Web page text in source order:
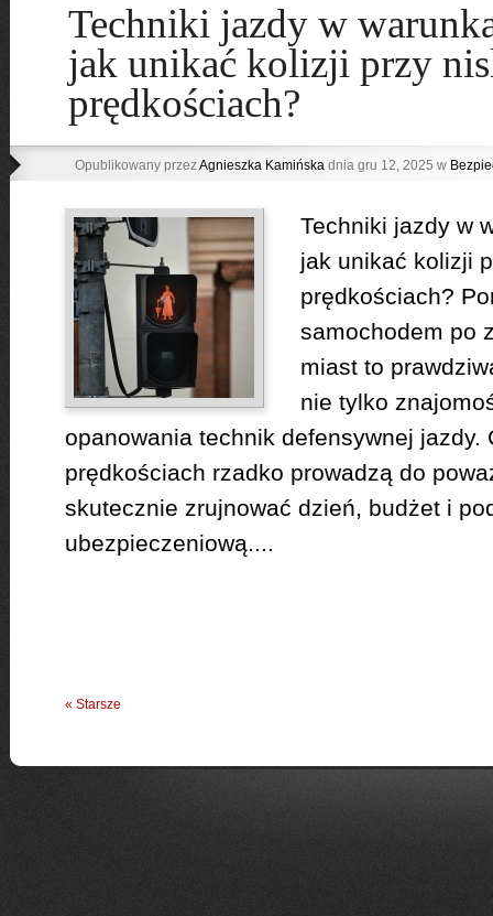
Techniki jazdy w
jak unikać kolizji przy
prędkościach?
Opublikowany przezAgnieszka Kamińskadnia gru 12, 2025 w
Techniki jazdy w
jak unikać kolizji
prędkościach?
samochodem po
miast to
nie tylko
opanowania technik defensywnej jazdy.
prędkościach rzadko prowadzą do
skutecznie zrujnować dzień, budżet i
ubezpieczeniową....
« Starsze